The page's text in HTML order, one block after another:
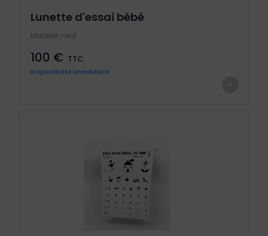
Lunette d'essai bébé
Matériel neuf
100 € TTC
Disponibilité immédiate